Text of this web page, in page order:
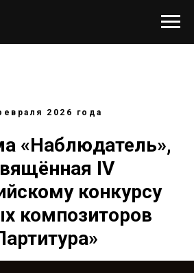
2026 года
«Наблюдатель»,
IV
конкурсу
композиторов